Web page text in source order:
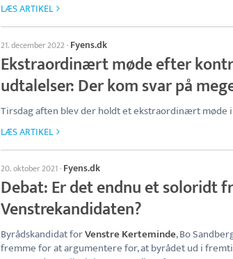
LÆS ARTIKEL
21. december 2022· Fyens.dk
Ekstraordinært møde efter
udtalelser: Der kom svar på
Tirsdag aften blev der holdt et ekstraordinært møde i
LÆS ARTIKEL
20. oktober 2021· Fyens.dk
Debat: Er det endnu et soloridt
Venstrekandidaten?
Byrådskandidat forVenstre Kerteminde, Bo
fremme for at argumentere for, at byrådet ud i